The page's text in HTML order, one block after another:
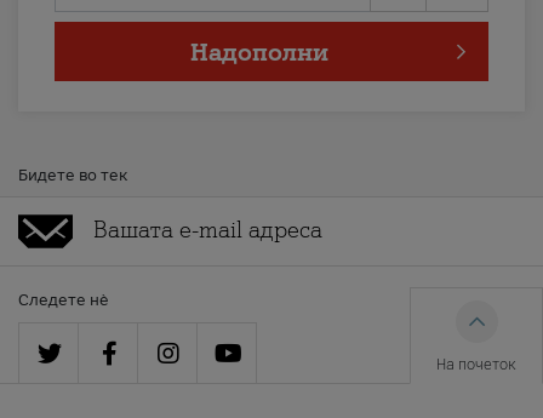
Надополни
Бидете во тек
Следете нè
На почеток